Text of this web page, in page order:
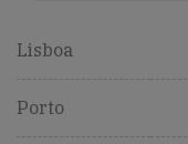
Lisboa
Porto